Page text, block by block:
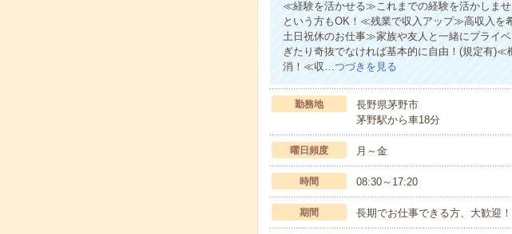
≪経験を活かせる≫これまでの経験を活かしま
という方もOK！≪残業で収入アップ≫高収入を
土日祝休のお仕事≫家族や友人と一緒にプライ
ぎたり奇抜でなければ基本的に自由！(規定有
消！≪収…つづきを見る
勤務地
長野県茅野市
茅野駅から車18分
曜日頻度 月～金
時間 08:30～17:20
期間 長期でお仕事できる方、大歓迎！